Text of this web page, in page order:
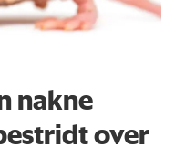
nakne
over